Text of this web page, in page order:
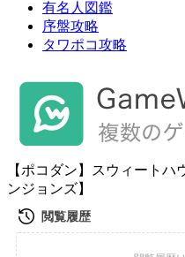
有名人図鑑
序盤攻略
タワポコ攻略
【ポコダン】スウィート
ンジョンズ】